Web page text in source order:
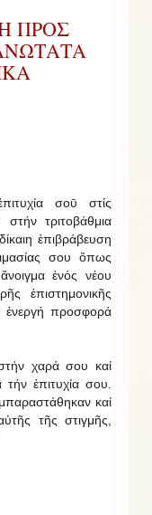
ΠΡΟΣ
σοῡ στίς
στήν τριτοβάθμια
ἐπιβράβευση
σου ὅπως
ἑνός νέου
ἐπιστημονικῆς
ἐνεργή προσφορά
χαρά σου καί
ἐπιτυχία σου.
καί
τῆς στιγμῆς,